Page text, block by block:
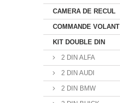
CAMERA DE RECUL
COMMANDE VOLANT
KIT DOUBLE DIN
2 DIN ALFA
2 DIN AUDI
2 DIN BMW